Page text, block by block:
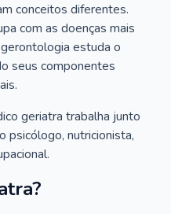
conceitos diferentes.
com as doenças mais
estuda o
seus componentes
geriatra trabalha junto
psicólogo, nutricionista,